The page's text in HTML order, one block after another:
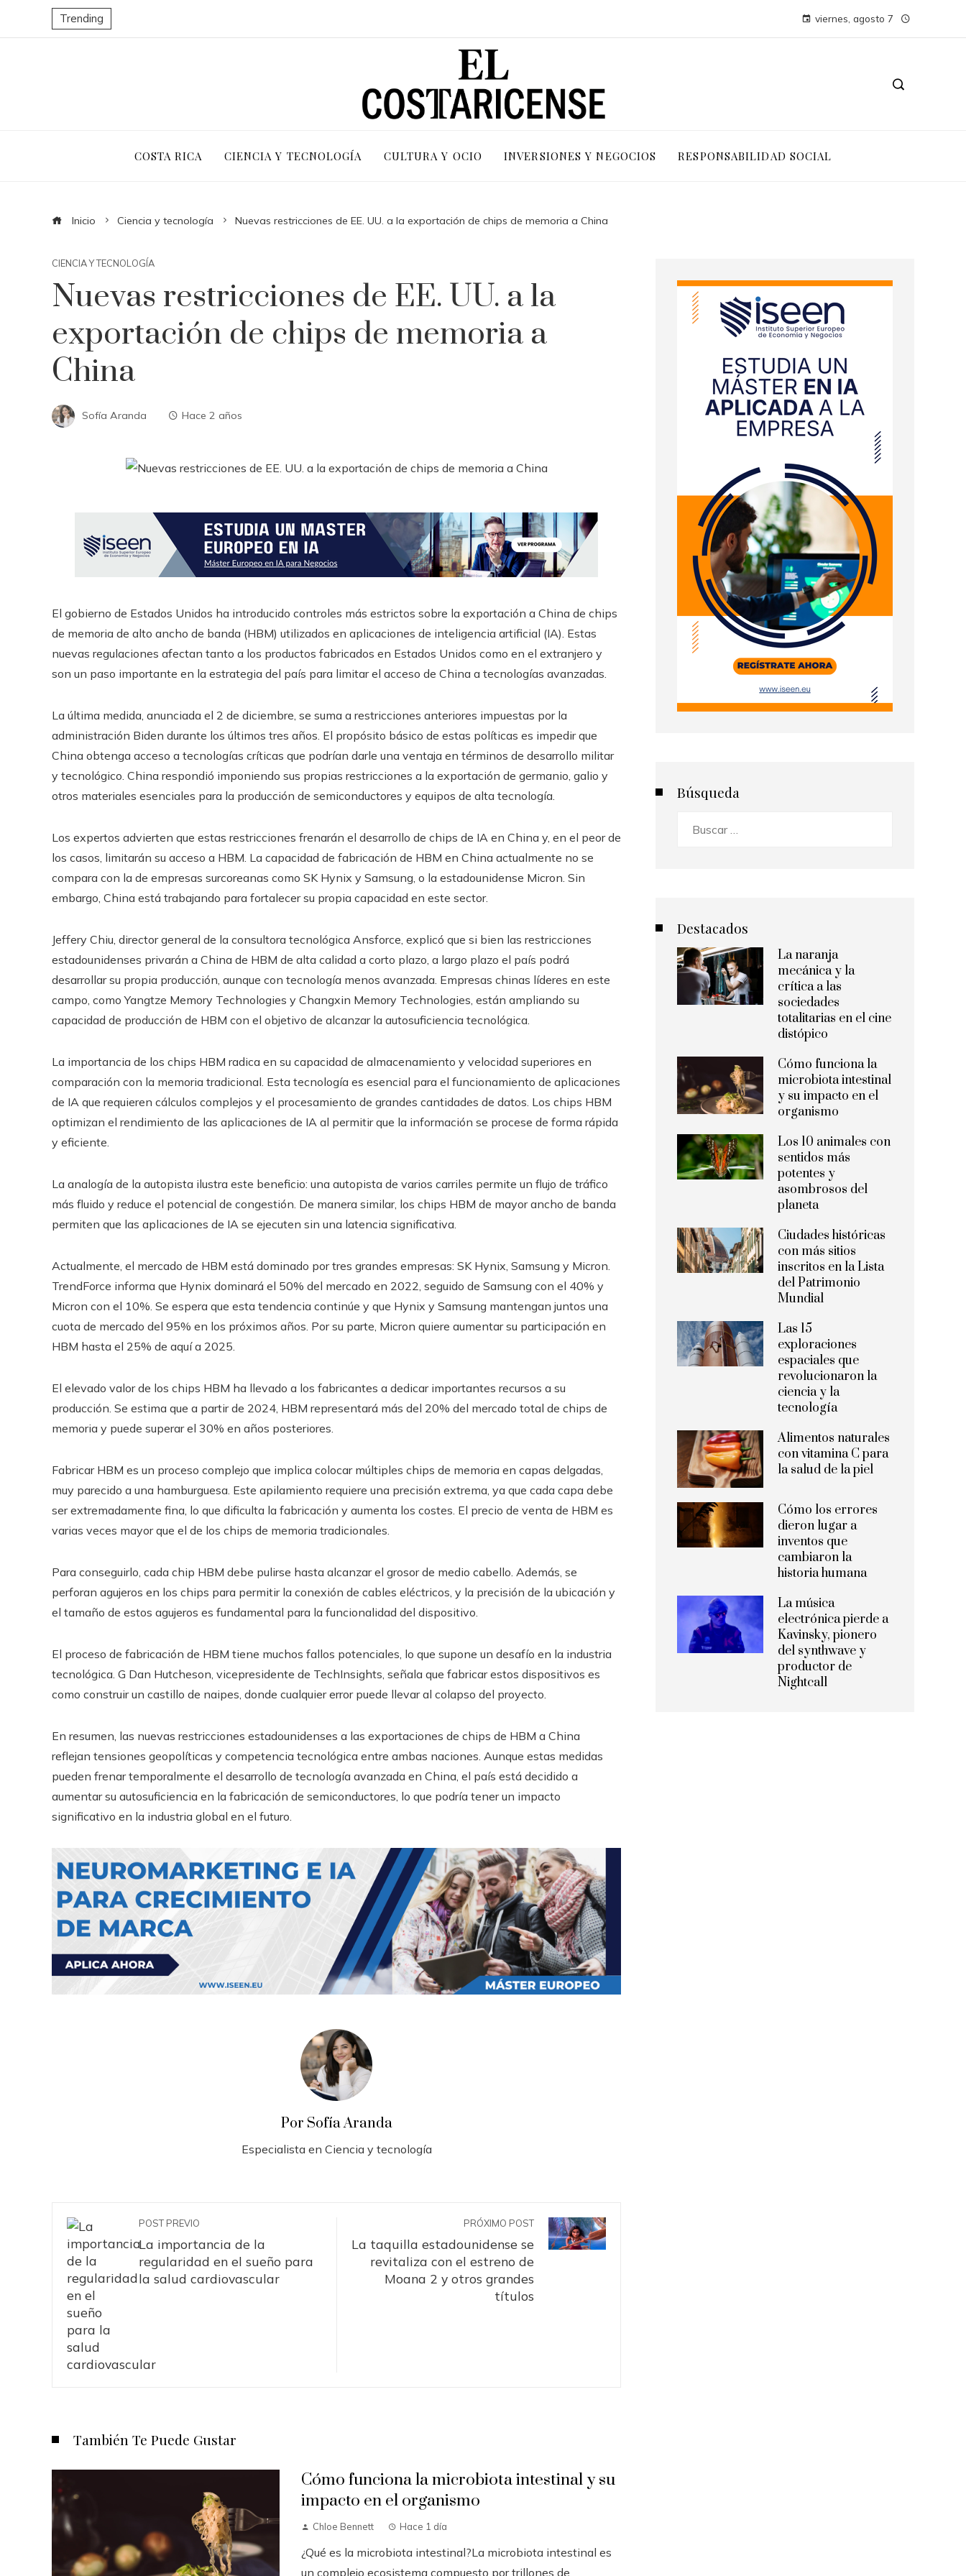
Trending viernes, agosto 7
COSTA RICA CIENCIA Y TECNOLOGÍA CULTURA Y OCIO INVERSIONES Y NEGOCIOS RESPONSABILIDAD SOCIAL
Inicio Ciencia y tecnología Nuevas restricciones de EE. UU. a la exportación de chips de memoria a China
CIENCIA Y TECNOLOGÍA
Nuevas restricciones de EE. UU. a la
exportación de chips de memoria a
China
Sofía Aranda Hace 2 años
El gobierno de Estados Unidos ha introducido controles más estrictos sobre la exportación a China de chips
de memoria de alto ancho de banda (HBM) utilizados en aplicaciones de inteligencia artificial (IA). Estas
nuevas regulaciones afectan tanto a los productos fabricados en Estados Unidos como en el extranjero y
son un paso importante en la estrategia del país para limitar el acceso de China a tecnologías avanzadas.
La última medida, anunciada el 2 de diciembre, se suma a restricciones anteriores impuestas por la
administración Biden durante los últimos tres años. El propósito básico de estas políticas es impedir que
China obtenga acceso a tecnologías críticas que podrían darle una ventaja en términos de desarrollo militar
y tecnológico. China respondió imponiendo sus propias restricciones a la exportación de germanio, galio y
otros materiales esenciales para la producción de semiconductores y equipos de alta tecnología.
Los expertos advierten que estas restricciones frenarán el desarrollo de chips de IA en China y, en el peor de
los casos, limitarán su acceso a HBM. La capacidad de fabricación de HBM en China actualmente no se
compara con la de empresas surcoreanas como SK Hynix y Samsung, o la estadounidense Micron. Sin
embargo, China está trabajando para fortalecer su propia capacidad en este sector.
Jeffery Chiu, director general de la consultora tecnológica Ansforce, explicó que si bien las restricciones
estadounidenses privarán a China de HBM de alta calidad a corto plazo, a largo plazo el país podrá
desarrollar su propia producción, aunque con tecnología menos avanzada. Empresas chinas líderes en este
campo, como Yangtze Memory Technologies y Changxin Memory Technologies, están ampliando su
capacidad de producción de HBM con el objetivo de alcanzar la autosuficiencia tecnológica.
La importancia de los chips HBM radica en su capacidad de almacenamiento y velocidad superiores en
comparación con la memoria tradicional. Esta tecnología es esencial para el funcionamiento de aplicaciones
de IA que requieren cálculos complejos y el procesamiento de grandes cantidades de datos. Los chips HBM
optimizan el rendimiento de las aplicaciones de IA al permitir que la información se procese de forma rápida
y eficiente.
La analogía de la autopista ilustra este beneficio: una autopista de varios carriles permite un flujo de tráfico
más fluido y reduce el potencial de congestión. De manera similar, los chips HBM de mayor ancho de banda
permiten que las aplicaciones de IA se ejecuten sin una latencia significativa.
Actualmente, el mercado de HBM está dominado por tres grandes empresas: SK Hynix, Samsung y Micron.
TrendForce informa que Hynix dominará el 50% del mercado en 2022, seguido de Samsung con el 40% y
Micron con el 10%. Se espera que esta tendencia continúe y que Hynix y Samsung mantengan juntos una
cuota de mercado del 95% en los próximos años. Por su parte, Micron quiere aumentar su participación en
HBM hasta el 25% de aquí a 2025.
El elevado valor de los chips HBM ha llevado a los fabricantes a dedicar importantes recursos a su
producción. Se estima que a partir de 2024, HBM representará más del 20% del mercado total de chips de
memoria y puede superar el 30% en años posteriores.
Fabricar HBM es un proceso complejo que implica colocar múltiples chips de memoria en capas delgadas,
muy parecido a una hamburguesa. Este apilamiento requiere una precisión extrema, ya que cada capa debe
ser extremadamente fina, lo que dificulta la fabricación y aumenta los costes. El precio de venta de HBM es
varias veces mayor que el de los chips de memoria tradicionales.
Para conseguirlo, cada chip HBM debe pulirse hasta alcanzar el grosor de medio cabello. Además, se
perforan agujeros en los chips para permitir la conexión de cables eléctricos, y la precisión de la ubicación y
el tamaño de estos agujeros es fundamental para la funcionalidad del dispositivo.
El proceso de fabricación de HBM tiene muchos fallos potenciales, lo que supone un desafío en la industria
tecnológica. G Dan Hutcheson, vicepresidente de TechInsights, señala que fabricar estos dispositivos es
como construir un castillo de naipes, donde cualquier error puede llevar al colapso del proyecto.
En resumen, las nuevas restricciones estadounidenses a las exportaciones de chips de HBM a China
reflejan tensiones geopolíticas y competencia tecnológica entre ambas naciones. Aunque estas medidas
pueden frenar temporalmente el desarrollo de tecnología avanzada en China, el país está decidido a
aumentar su autosuficiencia en la fabricación de semiconductores, lo que podría tener un impacto
significativo en la industria global en el futuro.
Por Sofía Aranda
Especialista en Ciencia y tecnología
POST PREVIO
La importancia de la
regularidad en el sueño para
la salud cardiovascular
PRÓXIMO POST
La taquilla estadounidense se
revitaliza con el estreno de
Moana 2 y otros grandes
títulos
También Te Puede Gustar
Cómo funciona la microbiota intestinal y su
impacto en el organismo
Chloe Bennett Hace 1 día
¿Qué es la microbiota intestinal?La microbiota intestinal es
un complejo ecosistema compuesto por trillones de
Búsqueda
Destacados
La naranja
mecánica y la
crítica a las
sociedades
totalitarias en el cine
distópico
Cómo funciona la
microbiota intestinal
y su impacto en el
organismo
Los 10 animales con
sentidos más
potentes y
asombrosos del
planeta
Ciudades históricas
con más sitios
inscritos en la Lista
del Patrimonio
Mundial
Las 15
exploraciones
espaciales que
revolucionaron la
ciencia y la
tecnología
Alimentos naturales
con vitamina C para
la salud de la piel
Cómo los errores
dieron lugar a
inventos que
cambiaron la
historia humana
La música
electrónica pierde a
Kavinsky, pionero
del synthwave y
productor de
Nightcall